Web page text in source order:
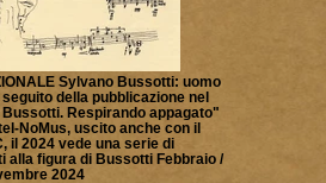
Sylvano Bussotti: uomo
della pubblicazione nel
Respirando appagato"
NoMus, uscito anche con il
il 2024 vede una serie di
alla figura di Bussotti Febbraio /
2024